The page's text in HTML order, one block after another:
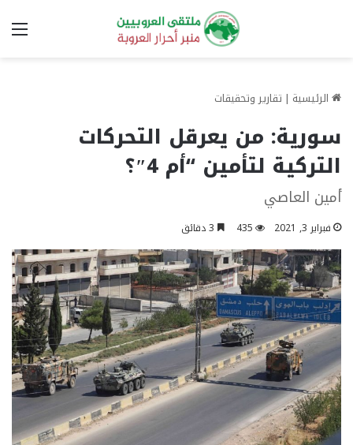
الرئيسية | تقارير وتحقيقات
سورية: من يعرقل التحركات
التركية لتأمين “أم 4″؟
أمين العاصي
فبراير 3, 2021 435